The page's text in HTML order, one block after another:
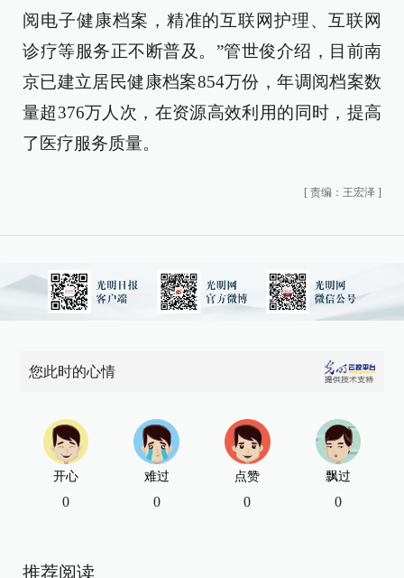
阅电子健康档案，精准的互联网护理、互联网
诊疗等服务正不断普及。”管世俊介绍，目前南
京已建立居民健康档案854万份，年调阅档案数
量超376万人次，在资源高效利用的同时，提高
了医疗服务质量。
[ 责编：王宏泽 ]
您此时的心情
开心
0
难过
0
点赞
0
飘过
0
推荐阅读